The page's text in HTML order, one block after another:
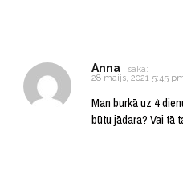
Anna
saka:
28 maijs, 2021 5:45
Man burkā uz 4
būtu jādara? Vai tā